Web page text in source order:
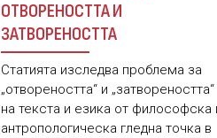
ОТВОРЕНОСТТА И
ЗАТВОРЕНОСТТА
Статията изследва проблема за
„отвореността“ и „затвореността“
на текста и езика от философска
антропологическа гледна точка в